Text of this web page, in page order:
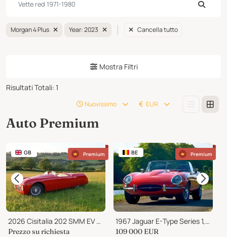
Morgan 4 Plus Year: 2023 Cancella tutto
Mostra Filtri
Risultati Totali: 1
Nuovissimo EUR
Auto Premium
GB Premium
2026 Cisitalia 202 SMM EV Nuvolari Spyder
Prezzo su richiesta
BE Premium
1967 Jaguar E-Type Series 1, Roadster 4.2 liter
109 000 EUR